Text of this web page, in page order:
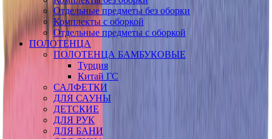
Отдельные предметы без оборки
Комплекты с оборкой
Отдельные предметы с оборкой
ПОЛОТЕНЦА
ПОЛОТЕНЦА БАМБУКОВЫЕ
Турция
Китай ГС
САЛФЕТКИ
ДЛЯ САУНЫ
ДЕТСКИЕ
ДЛЯ РУК
ДЛЯ БАНИ